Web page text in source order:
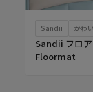
Sandii かわ
Sandii フロ
Floormat